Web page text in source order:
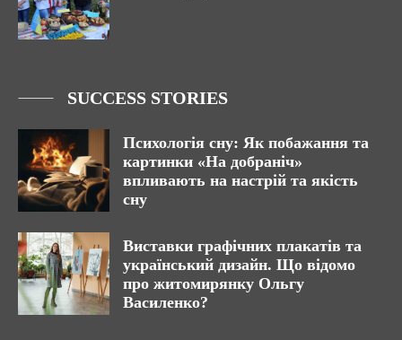
SUCCESS STORIES
Психологія сну: Як побажання та
картинки «На добраніч»
впливають на настрій та якість
сну
Виставки графічних плакатів та
український дизайн. Що відомо
про житомирянку Ольгу
Василенко?